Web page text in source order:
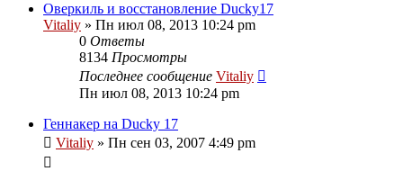
Оверкиль и восстановление Ducky17
Vitaliy » Пн июл 08, 2013 10:24 pm
0 Ответы
8134 Просмотры
Последнее сообщение Vitaliy
Пн июл 08, 2013 10:24 pm
Геннакер на Ducky 17
Vitaliy » Пн сен 03, 2007 4:49 pm